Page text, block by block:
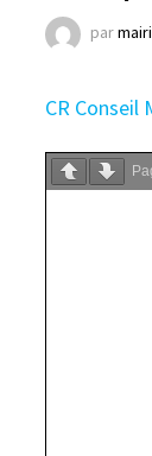
par
CR Conseil